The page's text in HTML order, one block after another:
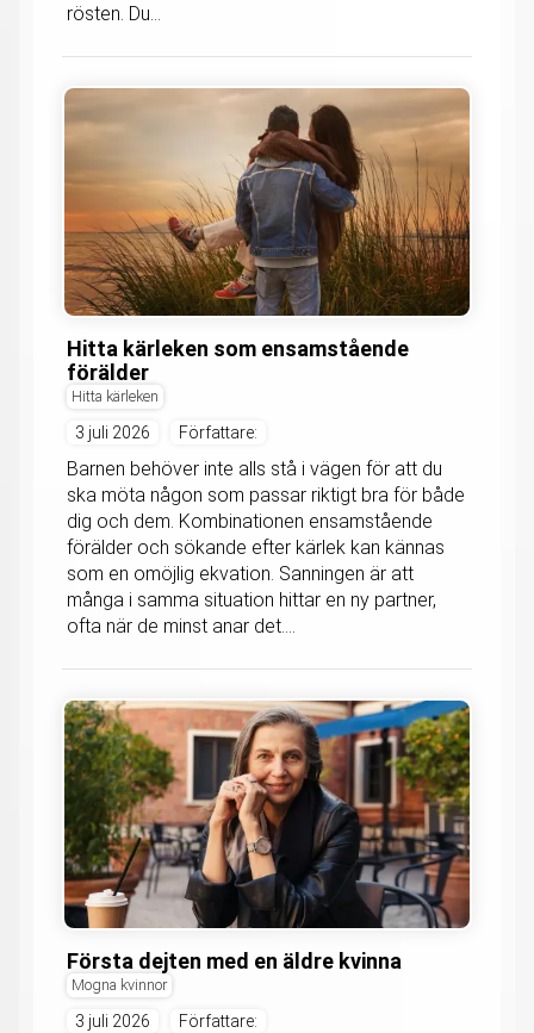
rösten. Du...
Hitta kärleken som ensamstående
förälder
Hitta kärleken
3 juli 2026 Författare:
Barnen behöver inte alls stå i vägen för att du
ska möta någon som passar riktigt bra för både
dig och dem. Kombinationen ensamstående
förälder och sökande efter kärlek kan kännas
som en omöjlig ekvation. Sanningen är att
många i samma situation hittar en ny partner,
ofta när de minst anar det....
Första dejten med en äldre kvinna
Mogna kvinnor
3 juli 2026 Författare: